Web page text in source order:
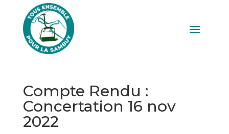
Compte Rendu :
Concertation 16 nov
2022